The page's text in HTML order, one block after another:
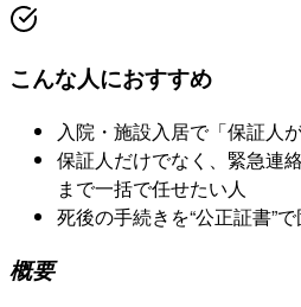
こんな人におすすめ
入院・施設入居で「保証人
保証人だけでなく、緊急連
まで一括で任せたい人
死後の手続きを“公正証書”
概要